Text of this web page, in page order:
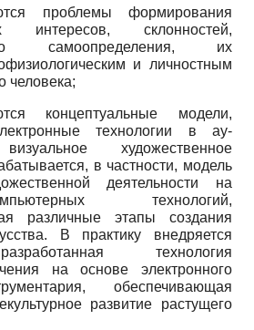
проблемы формирования
интересов, склонностей,
самоопределения, их
и личностным
человека;
концептуальные модели,
технологии в ау-
художественное
в частности, модель
деятельности на
технологий,
различные этапы создания
В практику внедряется
технология
на основе электронного
обеспечивающая
развитие растущего